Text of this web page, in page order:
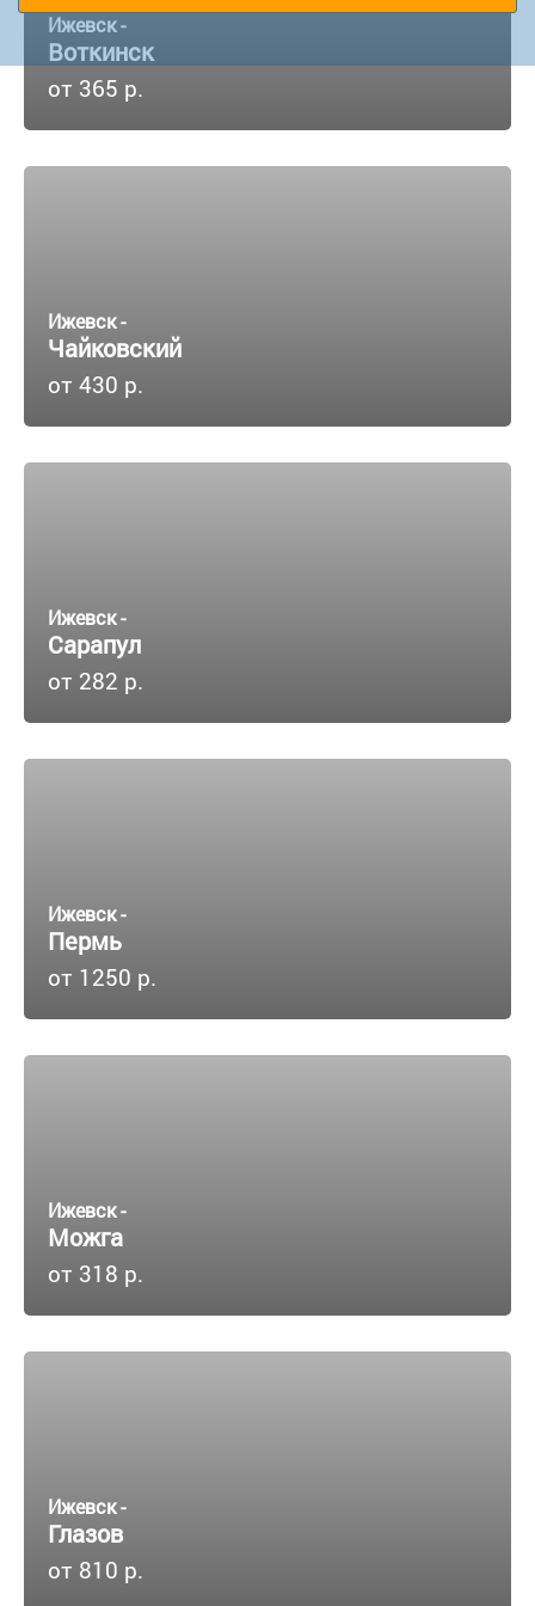
Ижевск -
Воткинск
от 365 р.
Ижевск -
Чайковский
от 430 р.
Ижевск -
Сарапул
от 282 р.
Ижевск -
Пермь
от 1250 р.
Ижевск -
Можга
от 318 р.
Ижевск -
Глазов
от 810 р.